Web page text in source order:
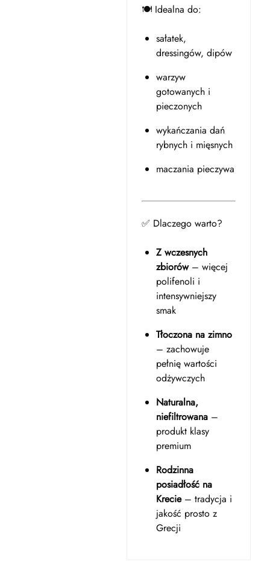
🍽️ Idealna do:
sałatek,
dressingów, dipów
warzyw
gotowanych i
pieczonych
wykańczania dań
rybnych i mięsnych
maczania pieczywa
✅ Dlaczego warto?
Z wczesnych
zbiorów– więcej
polifenoli i
intensywniejszy
smak
Tłoczona na zimno
– zachowuje
pełnię wartości
odżywczych
Naturalna,
niefiltrowana–
produkt klasy
premium
Rodzinna
posiadłość na
Krecie– tradycja i
jakość prosto z
Grecji